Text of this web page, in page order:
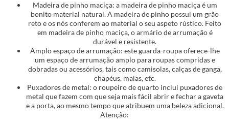
Madeira de pinho maciça: a madeira de pinho maciça é um
bonito material natural. A madeira de pinho possui um grão
reto e os nós conferem ao material o seu aspeto rústico. Feito
em madeira de pinho maciça, o armário de arrumação é
durável e resistente.
Amplo espaço de arrumação: este guarda-roupa oferece-lhe
um espaço de arrumação amplo para roupas compridas e
dobradas ou acessórios, tais como camisolas, calças de ganga,
chapéus, malas, etc.
Puxadores de metal: o roupeiro de quarto inclui puxadores de
metal que fazem com que seja mais fácil abrir e fechar a gaveta
e a porta, ao mesmo tempo que atribuem uma beleza adicional.
Atenção: